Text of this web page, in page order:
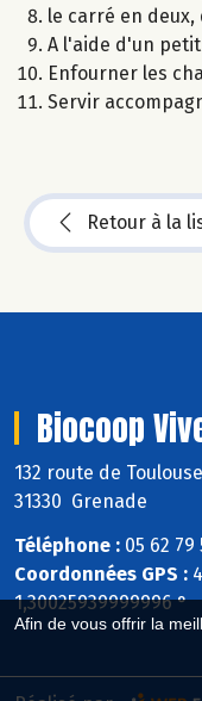
Afin de vous offrir la
le carré en
A l'aide d'un
Enfourner les
Servir
Retour à la
Biocoop
132 route de Toulouse
31330 Grenade
Téléphone : 05 62 79
Coordonnées GPS :
1,30025939999996 °